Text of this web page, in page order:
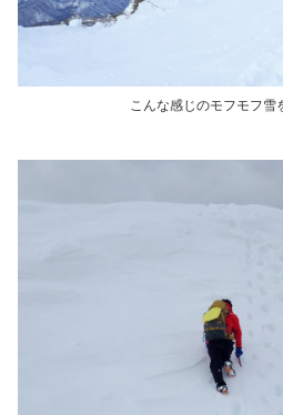
こんな感じのモフモフ雪